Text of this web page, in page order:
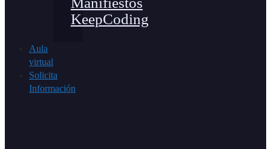
KeepCoding
Aula
virtual
Solicita
Información